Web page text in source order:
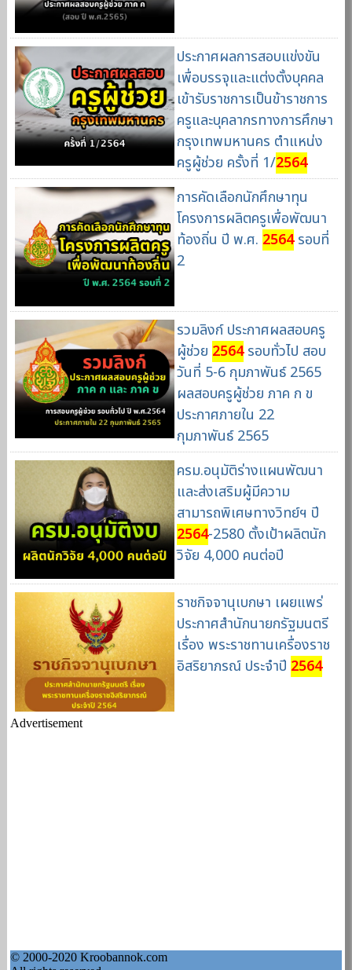
ประกาศผลการสอบแข่งขัน
เพื่อบรรจุและแต่งตั้งบุคคล
เข้ารับราชการเป็นข้าราชการ
ครูและบุคลากรทางการศึกษา
กรุงเทพมหานคร ตำแหน่ง
ครูผู้ช่วย ครั้งที่ 1/2564
การคัดเลือกนักศึกษาทุน
โครงการผลิตครูเพื่อพัฒนา
ท้องถิ่น ปี พ.ศ. 2564รอบที่
2
รวมลิงก์ ประกาศผลสอบครู
ผู้ช่วย 2564รอบทั่วไป สอบ
วันที่ 5-6 กุมภาพันธ์ 2565
ผลสอบครูผู้ช่วย ภาค ก ข
ประกาศภายใน 22
กุมภาพันธ์ 2565
ครม.อนุมัติร่างแผนพัฒนา
และส่งเสริมผู้มีความ
สามารถพิเศษทางวิทย์ฯ ปี
2564-2580 ตั้งเป้าผลิตนัก
วิจัย 4,000 คนต่อปี
ราชกิจจานุเบกษา เผยแพร่
ประกาศสำนักนายกรัฐมนตรี
เรื่อง พระราชทานเครื่องราช
อิสริยาภรณ์ ประจำปี 2564
Advertisement
© 2000-2020 Kroobannok.com